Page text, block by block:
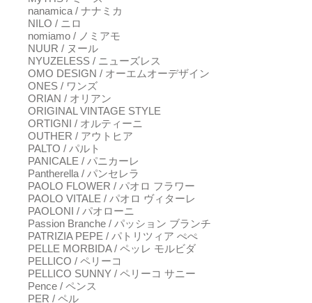
nanamica / ナナミカ
NILO / ニロ
nomiamo / ノミアモ
NUUR / ヌール
NYUZELESS / ニューズレス
OMO DESIGN / オーエムオーデザイン
ONES / ワンズ
ORIAN / オリアン
ORIGINAL VINTAGE STYLE
ORTIGNI / オルティーニ
OUTHER / アウトヒア
PALTO / パルト
PANICALE / パニカーレ
Pantherella / パンセレラ
PAOLO FLOWER / パオロ フラワー
PAOLO VITALE / パオロ ヴィターレ
PAOLONI / パオローニ
Passion Branche / パッション ブランチ
PATRIZIA PEPE / パトリツィア ぺぺ
PELLE MORBIDA / ペッレ モルビダ
PELLICO / ペリーコ
PELLICO SUNNY / ペリーコ サニー
Pence / ペンス
PER / ペル